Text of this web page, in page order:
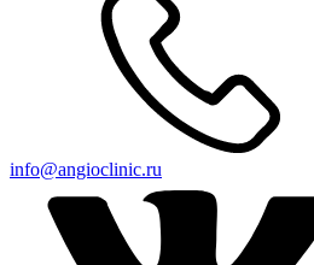
info@angioclinic.ru